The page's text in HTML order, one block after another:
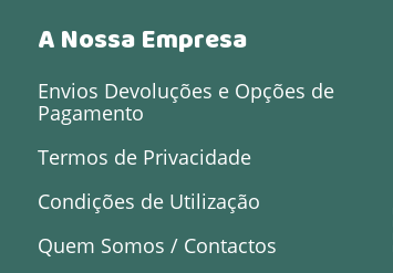
A Nossa Empresa
Envios Devoluções e Opções de
Pagamento
Termos de Privacidade
Condições de Utilização
Quem Somos / Contactos